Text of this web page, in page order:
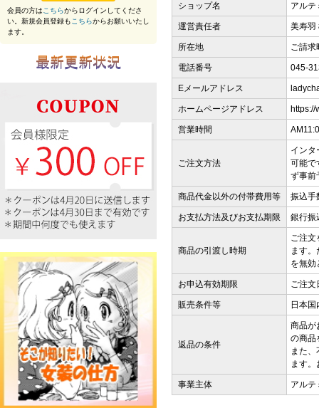
ショップ名 アルテ
運営責任者 美寿羽
所在地 ご請求
電話番号 045-
Eメールアドレス
ホームページアドレス https://
営業時間
ご注文方法
インタ
可能で
ず事前
商品代金以外の付帯費用等 振込手
お支払方法及びお支払期限 銀行振
商品の引渡し時期
ご注文
ます
を無効
お申込有効期限 ご注文
販売条件等 日本国
返品の条件
商品が
の商品
また
ます
事業主体 アルテ
会員の方はこちらからログインしてくださ
い。新規会員登録もこちらからお願いいたし
ます。